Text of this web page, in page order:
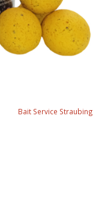
Bait Service Straubing